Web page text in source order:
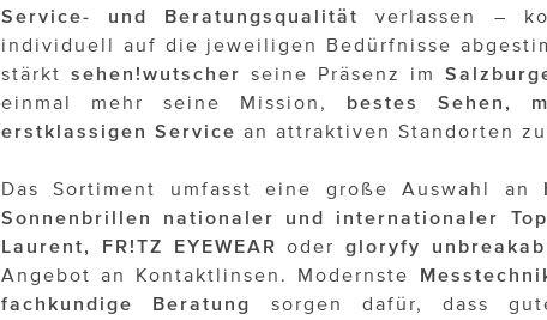
Service- und Beratungsqualität
verlassen –
individuell auf die jeweiligen Bedürfnisse
stärkt sehen!wutscher seine Präsenz im
einmal mehr seine Mission, bestes Sehen,
erstklassigen Service an attraktiven Standorten
Das Sortiment umfasst eine große Auswahl an
Sonnenbrillen nationaler und internationaler
Laurent, FR!TZ EYEWEAR oder gloryfy
Angebot an Kontaktlinsen. Modernste
fachkundige
Beratung
sorgen dafür, dass